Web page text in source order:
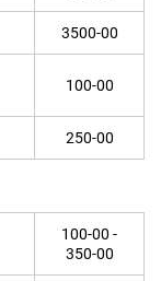
3500-00
100-00
250-00
100-00 -
350-00